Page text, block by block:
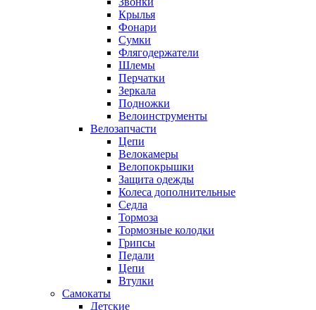
Крылья
Фонари
Сумки
Флягодержатели
Шлемы
Перчатки
Зеркала
Подножки
Велоинструменты
Велозапчасти
Цепи
Велокамеры
Велопокрышки
Защита одежды
Колеса дополнительные
Седла
Тормоза
Тормозные колодки
Грипсы
Педали
Цепи
Втулки
Самокаты
Детские